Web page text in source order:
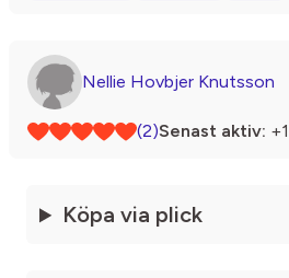
Nellie Hovbjer Knutsson
(2)Senast aktiv:
Köpa via plick